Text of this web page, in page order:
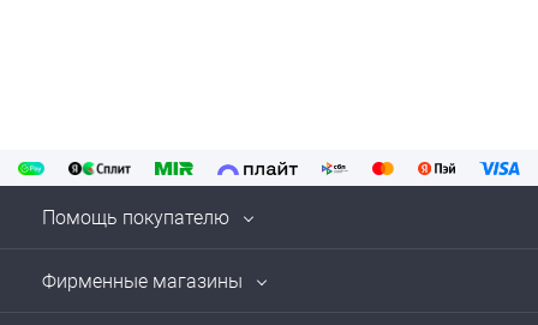
Помощь покупателю
Фирменные магазины